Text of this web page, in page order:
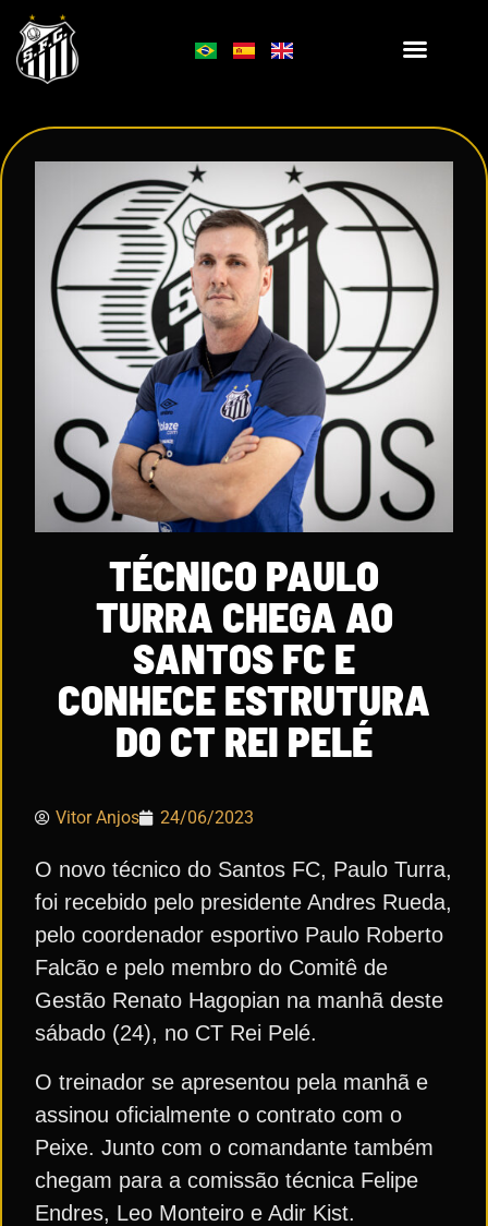
TÉCNICO PAULO
TURRA CHEGA AO
SANTOS FC E
CONHECE ESTRUTURA
DO CT REI PELÉ
Vitor Anjos 24/06/2023
O novo técnico do Santos FC, Paulo Turra,
foi recebido pelo presidente Andres Rueda,
pelo coordenador esportivo Paulo Roberto
Falcão e pelo membro do Comitê de
Gestão Renato Hagopian na manhã deste
sábado (24), no CT Rei Pelé.
O treinador se apresentou pela manhã e
assinou oficialmente o contrato com o
Peixe. Junto com o comandante também
chegam para a comissão técnica Felipe
Endres, Leo Monteiro e Adir Kist.